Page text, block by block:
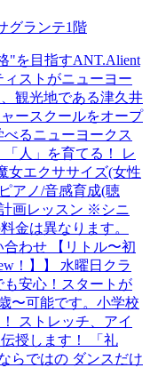
グランテ1階
"を目指すANT.Alient
ストがニューヨー
観光地である津久井
ースクールをオープ
るニューヨークス
人」を育てる！ レ
女エクササイズ(女性
アノ/音感育成(聴
画レッスン ※シニ
金は異なります。
わせ 【リトル〜初
！】】 水曜日クラ
安心！スタートが
〜可能です。小学校
ストレッチ、アイ
授します！ 「礼
らではの ダンスだけ